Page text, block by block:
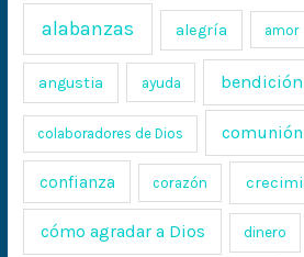
alabanzas alegría amor
angustia ayuda bendición
colaboradores de Dios
confianza corazón
cómo agradar a Dios dinero